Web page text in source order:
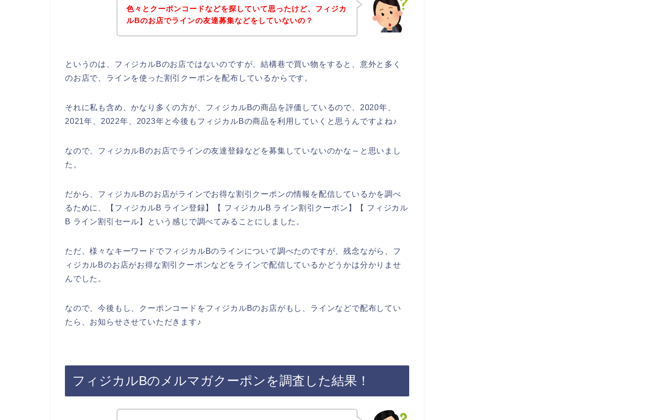
色々とクーポンコードなどを探していて思ったけど、フィジカ
ルBのお店でラインの友達募集などをしていないの？
というのは、フィジカルBのお店ではないのですが、結構巷で買い物をすると、意外と多く
のお店で、ラインを使った割引クーポンを配布しているからです。
それに私も含め、かなり多くの方が、フィジカルBの商品を評価しているので、2020年、
2021年、2022年、2023年と今後もフィジカルBの商品を利用していくと思うんですよね♪
なので、フィジカルBのお店でラインの友達登録などを募集していないのかな～と思いまし
た。
だから、フィジカルBのお店がラインでお得な割引クーポンの情報を配信しているかを調べ
るために、【フィジカルB ライン登録】【 フィジカルB ライン割引クーポン】【 フィジカル
B ライン割引セール】という感じで調べてみることにしました。
ただ、様々なキーワードでフィジカルBのラインについて調べたのですが、残念ながら、フ
ィジカルBのお店がお得な割引クーポンなどをラインで配信しているかどうかは分かりませ
んでした。
なので、今後もし、クーポンコードをフィジカルBのお店がもし、ラインなどで配布してい
たら、お知らせさせていただきます♪
フィジカルBのメルマガクーポンを調査した結果！